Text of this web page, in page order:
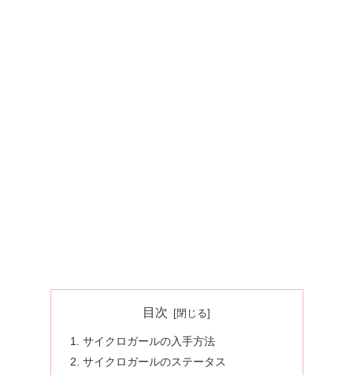
目次
サイクロガールの入手方法
サイクロガールのステータス